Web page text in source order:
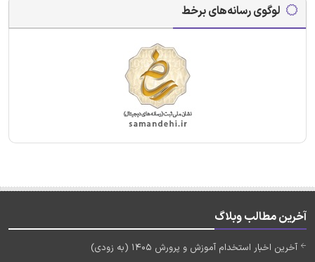
لوگوی رسانه‌های برخط
آخرین مطالب وبلاگ
آخرین اخبار استخدام آموزش و پرورش 1405 (به زودی)